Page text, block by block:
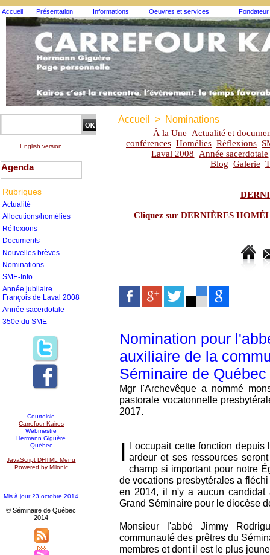
Accueil Présentation Informations Oeuvres et services Fondateur
English version
Agenda
Rubriques
Actualité
Allocutions/homélies
Réflexions
Documents
Nouvelles brèves
Nominations
SME-Info
Année jubilaire
François de Laval 2008
Année sacerdotale
350e du SME
Courtoisie
Carrefour Kairos
Webmestre
Hermann Giguère
Québec
JavaScript DHTML Menu
Powered by Milonic
Mis à jour 23 octobre 2014
© Séminaire de Québec
2014
Accueil > Nominations
À la Une
Actualité et
conférences Homélies Réflexions
Laval 2008
Année sacerdotale
Blog Galerie
Cliquez sur DERNIÈRES
Nomination pour
auxiliaire de la
Séminaire de Québec
Mgr l'Archevêque a nommé
pastorale vocatonnelle
2017.
I l occupait cette fonction
ardeur et ses ressources
champ si important pour notre
de vocations presbytérales a
en 2014, il n'y a aucun
Grand Séminaire pour le diocèse
Monsieur l'abbé Jimmy
communauté des prêtres du
membres et dont il est le plus